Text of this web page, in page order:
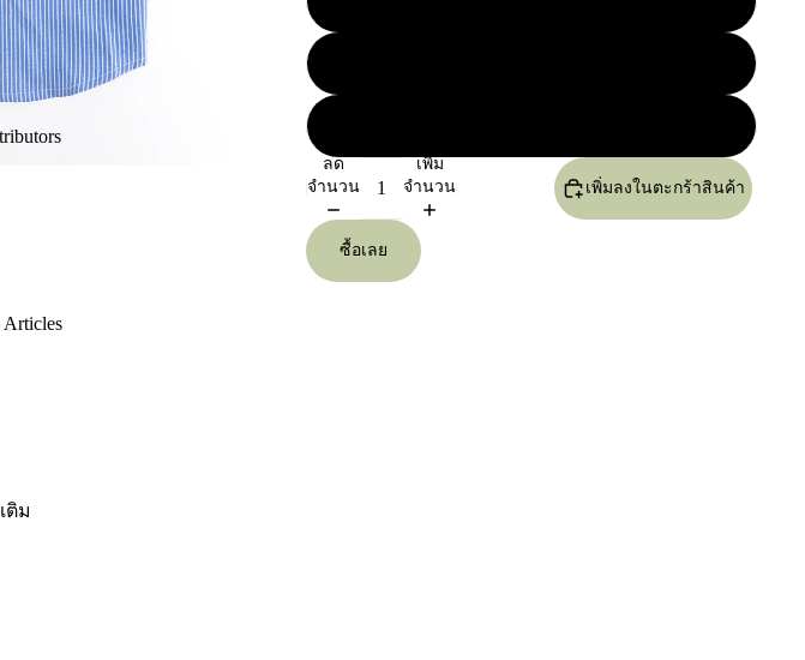
ติม
ลด
จำนวน
เพิ่ม
จำนวน
เพิ่มลงในตะกร้าสินค้า
ซื้อเลย